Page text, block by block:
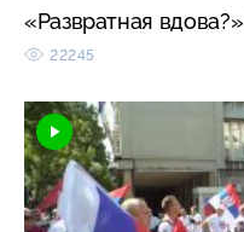
«Развратная вдова?»
22245